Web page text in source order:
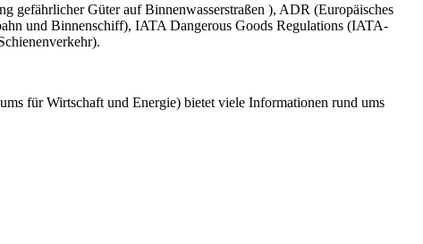
gefährlicher Güter auf Binnenwasserstraßen ), ADR (Europäisches
und Binnenschiff), IATA Dangerous Goods Regulations (IATA-
für Wirtschaft und Energie) bietet viele Informationen rund ums